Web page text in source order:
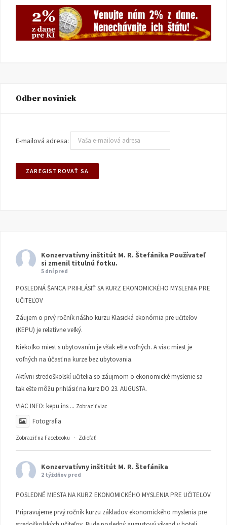
Odber noviniek
E-mailová adresa:
Konzervatívny inštitút M. R. Štefánika Používateľ
si zmenil titulnú fotku.
5 dní pred
POSLEDNÁ ŠANCA PRIHLÁSIŤ SA KURZ EKONOMICKÉHO MYSLENIA PRE
UČITEĽOV
Záujem o prvý ročník nášho kurzu Klasická ekonómia pre učiteľov
(KEPU) je relatívne veľký.
Niekoľko miest s ubytovaním je však ešte voľných. A viac miest je
voľných na účasť na kurze bez ubytovania.
Aktívni stredoškolskí učitelia so záujmom o ekonomické myslenie sa
tak ešte môžu prihlásiť na kurz DO 23. AUGUSTA.
VIAC INFO: kepu.ins ... Zobraziť viac
Fotografia
Zobraziť na Facebooku · Zdieľať
Konzervatívny inštitút M. R. Štefánika
2 týždňov pred
POSLEDNÉ MIESTA NA KURZ EKONOMICKÉHO MYSLENIA PRE UČITEĽOV
Pripravujeme prvý ročník kurzu základov ekonomického myslenia pre